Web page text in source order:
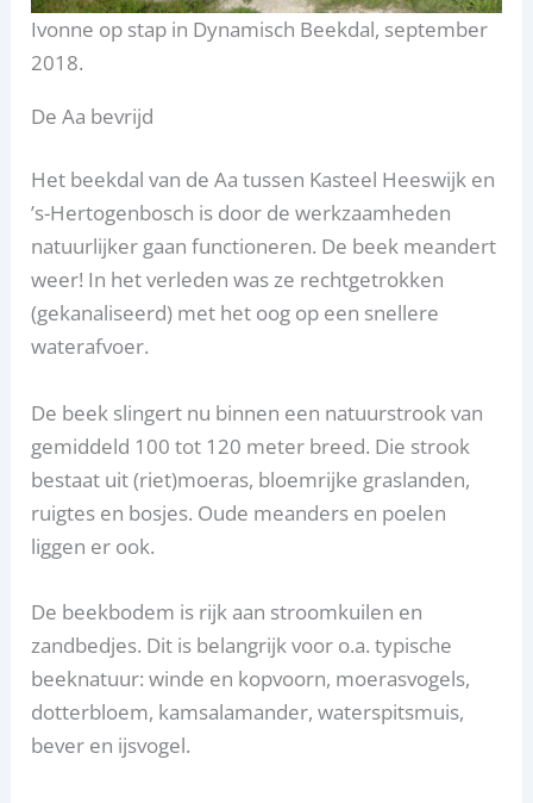
Ivonne op stap in Dynamisch Beekdal, september
2018.
De Aa bevrijd
Het beekdal van de Aa tussen Kasteel Heeswijk en
’s-Hertogenbosch is door de werkzaamheden
natuurlijker gaan functioneren. De beek meandert
weer! In het verleden was ze rechtgetrokken
(gekanaliseerd) met het oog op een snellere
waterafvoer.
De beek slingert nu binnen een natuurstrook van
gemiddeld 100 tot 120 meter breed. Die strook
bestaat uit (riet)moeras, bloemrijke graslanden,
ruigtes en bosjes. Oude meanders en poelen
liggen er ook.
De beekbodem is rijk aan stroomkuilen en
zandbedjes. Dit is belangrijk voor o.a. typische
beeknatuur: winde en kopvoorn, moerasvogels,
dotterbloem, kamsalamander, waterspitsmuis,
bever en ijsvogel.